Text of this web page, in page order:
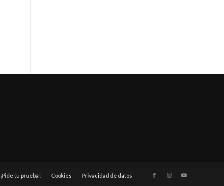
¡Pide tu prueba! Cookies Privacidad de datos